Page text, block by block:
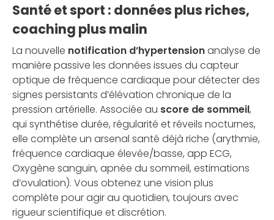
Santé et sport : données plus riches,
coaching plus malin
La nouvelle notification d’hypertensionanalyse de
manière passive les données issues du capteur
optique de fréquence cardiaque pour détecter des
signes persistants d’élévation chronique de la
pression artérielle. Associée au score de sommeil,
qui synthétise durée, régularité et réveils nocturnes,
elle complète un arsenal santé déjà riche (arythmie,
fréquence cardiaque élevée/basse, app ECG,
Oxygène sanguin, apnée du sommeil, estimations
d’ovulation). Vous obtenez une vision plus
complète pour agir au quotidien, toujours avec
rigueur scientifique et discrétion.